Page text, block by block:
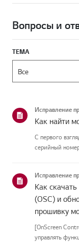
Вопросы и
ТЕМА
Исправление
Как найти
С первого
серийный
руководство
Исправление
Как
(OSC) и
прошивку
[OnScreen
управлять